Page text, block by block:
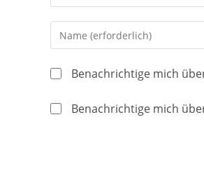
Gib
deinen
Namen
Benutzernamen
Benachrichtige mich
Benachrichtige mich